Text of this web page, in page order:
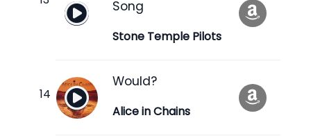
Song
Stone Temple Pilots
Would?
Alice in Chains